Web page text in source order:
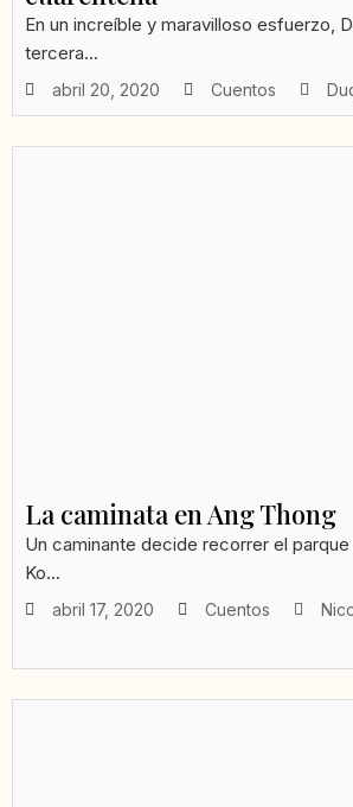
En un increíble y maravilloso esfuerzo,
tercera...
abril 20, 2020 Cuentos
La caminata en Ang Thong
Un caminante decide recorrer el
Ko...
abril 17, 2020 Cuentos